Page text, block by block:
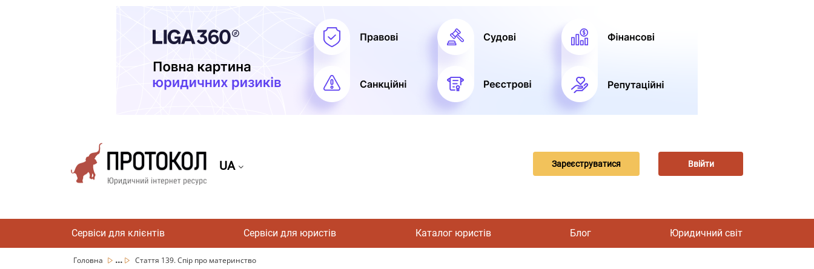
UA Зареєструватися Ввійти
Сервіси для клієнтів Сервіси для юристів Каталог юристів Блог Юридичний світ
Головна ... Стаття 139. Спір про материнство